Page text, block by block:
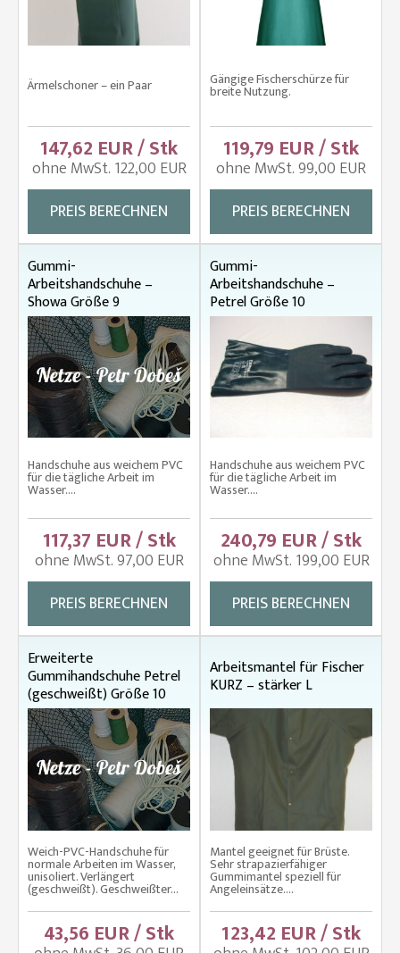
Ärmelschoner – ein Paar
147,62 EUR / Stk
ohne MwSt. 122,00 EUR
PREIS BERECHNEN
Gängige Fischerschürze für
breite Nutzung.
119,79 EUR / Stk
ohne MwSt. 99,00 EUR
PREIS BERECHNEN
Gummi-
Arbeitshandschuhe –
Showa Größe 9
Handschuhe aus weichem PVC
für die tägliche Arbeit im
Wasser....
117,37 EUR / Stk
ohne MwSt. 97,00 EUR
PREIS BERECHNEN
Gummi-
Arbeitshandschuhe –
Petrel Größe 10
Handschuhe aus weichem PVC
für die tägliche Arbeit im
Wasser....
240,79 EUR / Stk
ohne MwSt. 199,00 EUR
PREIS BERECHNEN
Erweiterte
Gummihandschuhe Petrel
(geschweißt) Größe 10
Weich-PVC-Handschuhe für
normale Arbeiten im Wasser,
unisoliert. Verlängert
(geschweißt). Geschweißter...
43,56 EUR / Stk
Arbeitsmantel für Fischer
KURZ – stärker L
Mantel geeignet für Brüste.
Sehr strapazierfähiger
Gummimantel speziell für
Angeleinsätze....
123,42 EUR / Stk